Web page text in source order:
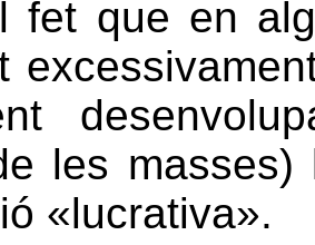
fet que en
les
«lucrativa».